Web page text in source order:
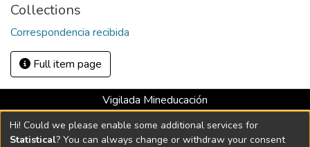
Collections
Correspondencia recibida
Full item page
Vigilada Mineducación
Universidad con Acreditación Institucional hasta 2026 -
Resolución MEN 2158 de 2018
Hi! Could we please enable some additional services for
Statistical? You can always change or withdraw your consent